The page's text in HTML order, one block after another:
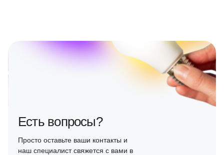
Есть вопросы?
Просто оставьте ваши контакты и
наш специалист свяжется с вами в